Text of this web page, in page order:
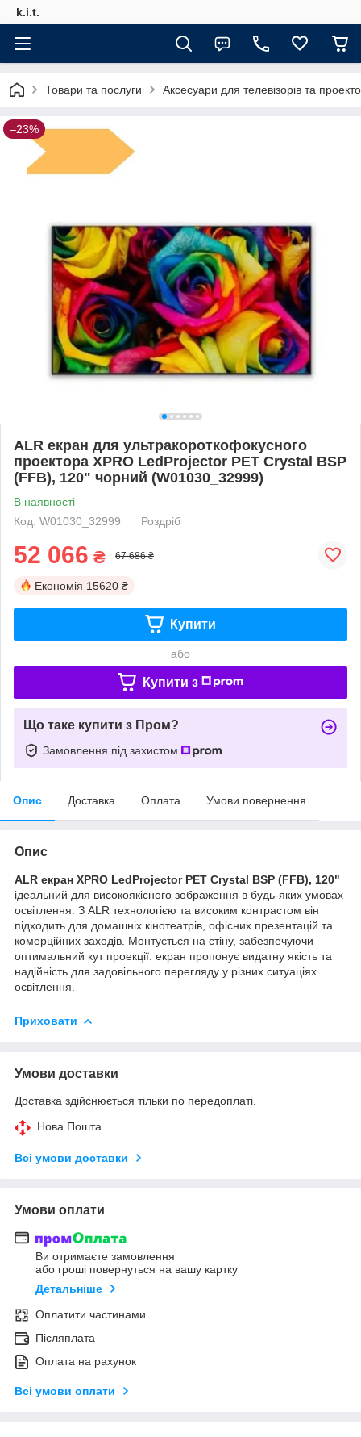
k.i.t.
Товари та послуги Аксесуари для телевізорів та
–23%
ALR екран для ультракороткофокусного
проектора XPRO LedProjector PET Crystal BSP
(FFB), 120" чорний (W01030_32999)
В наявності
Код: W01030_32999
Роздріб
52 066 ₴ 67 686 ₴
Економія 15620 ₴
Купити
або
Купити з
Що таке купити з Пром?
Замовлення під захистом
Опис Доставка Оплата Умови повернення
Опис
ALR екран XPRO LedProjector PET Crystal BSP (FFB), 120"
ідеальний для високоякісного зображення в будь-яких умовах
освітлення. З ALR технологією та високим контрастом він
підходить для домашніх кінотеатрів, офісних презентацій та
комерційних заходів. Монтується на стіну, забезпечуючи
оптимальний кут проекції. екран пропонує видатну якість та
надійність для задовільного перегляду у різних ситуаціях
освітлення.
Приховати
Умови доставки
Доставка здійснюється тільки по передоплаті.
Нова Пошта
Всі умови доставки
Умови оплати
Ви отримаєте замовлення
або гроші повернуться на вашу картку
Детальніше
Оплатити частинами
Післяплата
Оплата на рахунок
Всі умови оплати